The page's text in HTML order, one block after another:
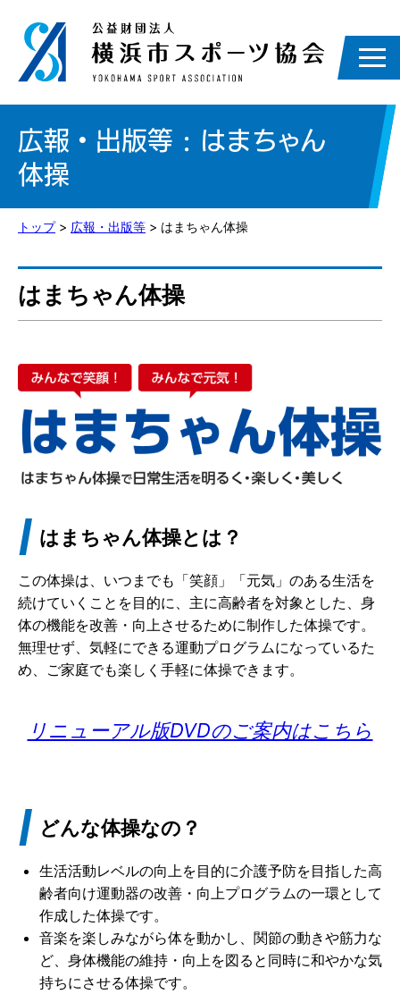
広報・出版等 : はまちゃん
体操
トップ> 広報・出版等 > はまちゃん体操
はまちゃん体操
はまちゃん体操とは？
この体操は、いつまでも「笑顔」「元気」のある生活を
続けていくことを目的に、主に高齢者を対象とした、身
体の機能を改善・向上させるために制作した体操です。
無理せず、気軽にできる運動プログラムになっているた
め、ご家庭でも楽しく手軽に体操できます。
リニューアル版DVDのご案内はこちら
どんな体操なの？
生活活動レベルの向上を目的に介護予防を目指した高
齢者向け運動器の改善・向上プログラムの一環として
作成した体操です。
音楽を楽しみながら体を動かし、関節の動きや筋力な
ど、身体機能の維持・向上を図ると同時に和やかな気
持ちにさせる体操です。